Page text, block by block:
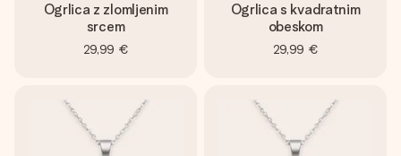
Ogrlica z zlomljenim
srcem
29,99 €
Ogrlica s kvadratnim
obeskom
29,99 €